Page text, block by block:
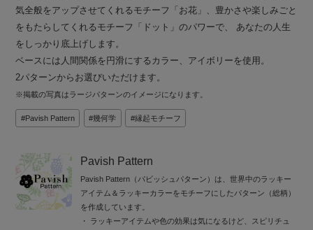
気全般をアップさせてくれるモチーフ「お花」、豊かさや楽しみごと
をもたらしてくれるモチーフ「ドット」のパワーで、 あなたの人生
をしっかり底上げします。
ベースには人間関係を円滑にするカラー、アイボリーを使用。
2パターンからお選びいただけます。
※掲載の写真はラージパターンのイメージになります。
Pavish Pattern 幾何学 縁起モチーフ
Pavish Pattern
Pavish Pattern（パビッシュパターン）は、世界中のラッキー
アイテム＆ラッキーカラーをモチーフにしたパターン（総柄）
を作成しています。
・ ラッキーアイテムや色の効果は気になるけど、スピリチュ